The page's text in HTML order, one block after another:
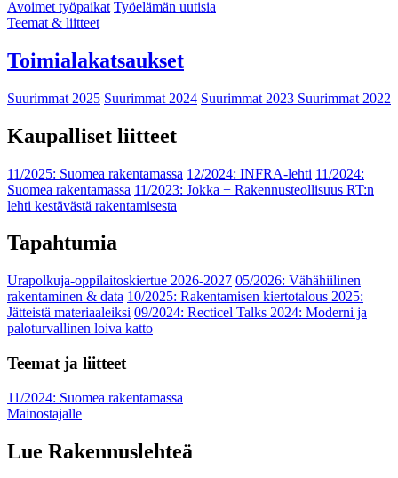
Avoimet työpaikat Työelämän uutisia
Teemat & liitteet
Toimialakatsaukset
Suurimmat 2025 Suurimmat 2024 Suurimmat 2023 Suurimmat 2022
Kaupalliset liitteet
11/2025: Suomea rakentamassa 12/2024: INFRA-lehti 11/2024:
Suomea rakentamassa 11/2023: Jokka − Rakennusteollisuus RT:n
lehti kestävästä rakentamisesta
Tapahtumia
Urapolkuja-oppilaitoskiertue 2026-2027 05/2026: Vähähiilinen
rakentaminen & data 10/2025: Rakentamisen kiertotalous 2025:
Jätteistä materiaaleiksi 09/2024: Recticel Talks 2024: Moderni ja
paloturvallinen loiva katto
Teemat ja liitteet
11/2024: Suomea rakentamassa
Mainostajalle
Lue Rakennuslehteä